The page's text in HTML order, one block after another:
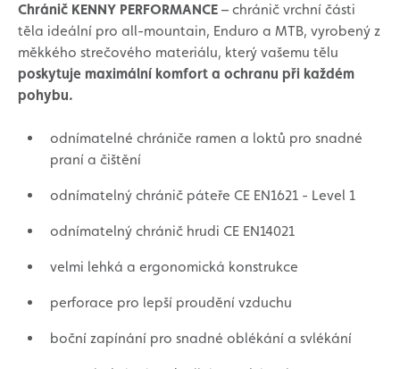
Chránič KENNY PERFORMANCE – chránič vrchní části
těla ideální pro all-mountain, Enduro a MTB, vyrobený z
měkkého strečového materiálu, který vašemu tělu
poskytuje maximální komfort a ochranu při každém
pohybu.
odnímatelné chrániče ramen a loktů pro snadné
praní a čištění
odnímatelný chránič páteře CE EN1621 - Level 1
odnímatelný chránič hrudi CE EN14021
velmi lehká a ergonomická konstrukce
perforace pro lepší proudění vzduchu
boční zapínání pro snadné oblékání a svlékání